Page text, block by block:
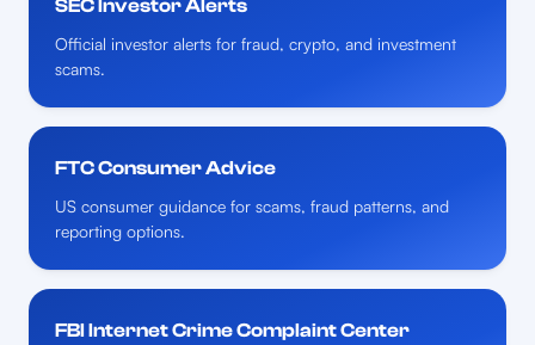
SEC Investor Alerts
Official investor alerts for fraud, crypto, and investment
scams.
FTC Consumer Advice
US consumer guidance for scams, fraud patterns, and
reporting options.
FBI Internet Crime Complaint Center